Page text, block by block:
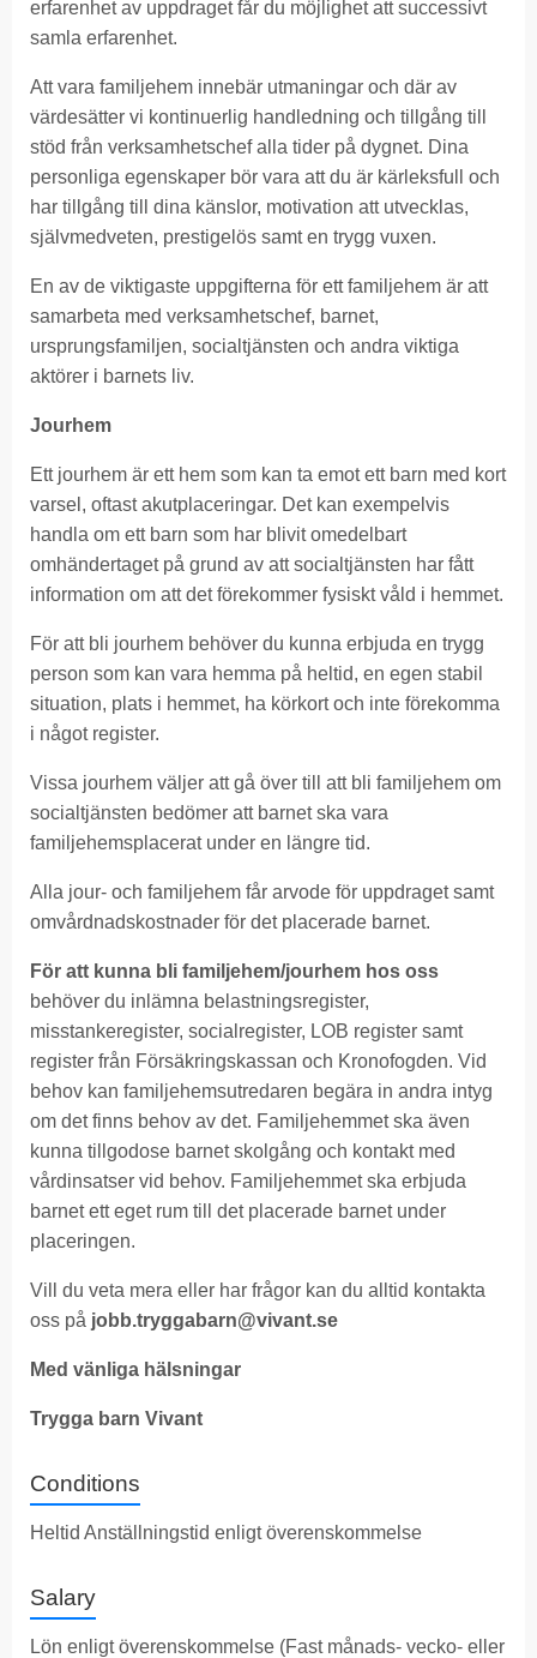
erfarenhet av uppdraget får du möjlighet att successivt
samla erfarenhet.
Att vara familjehem innebär utmaningar och där av
värdesätter vi kontinuerlig handledning och tillgång till
stöd från verksamhetschef alla tider på dygnet. Dina
personliga egenskaper bör vara att du är kärleksfull och
har tillgång till dina känslor, motivation att utvecklas,
självmedveten, prestigelös samt en trygg vuxen.
En av de viktigaste uppgifterna för ett familjehem är att
samarbeta med verksamhetschef, barnet,
ursprungsfamiljen, socialtjänsten och andra viktiga
aktörer i barnets liv.
Jourhem
Ett jourhem är ett hem som kan ta emot ett barn med kort
varsel, oftast akutplaceringar. Det kan exempelvis
handla om ett barn som har blivit omedelbart
omhändertaget på grund av att socialtjänsten har fått
information om att det förekommer fysiskt våld i hemmet.
För att bli jourhem behöver du kunna erbjuda en trygg
person som kan vara hemma på heltid, en egen stabil
situation, plats i hemmet, ha körkort och inte förekomma
i något register.
Vissa jourhem väljer att gå över till att bli familjehem om
socialtjänsten bedömer att barnet ska vara
familjehemsplacerat under en längre tid.
Alla jour- och familjehem får arvode för uppdraget samt
omvårdnadskostnader för det placerade barnet.
För att kunna bli familjehem/jourhem hos oss
behöver du inlämna belastningsregister,
misstankeregister, socialregister, LOB register samt
register från Försäkringskassan och Kronofogden. Vid
behov kan familjehemsutredaren begära in andra intyg
om det finns behov av det. Familjehemmet ska även
kunna tillgodose barnet skolgång och kontakt med
vårdinsatser vid behov. Familjehemmet ska erbjuda
barnet ett eget rum till det placerade barnet under
placeringen.
Vill du veta mera eller har frågor kan du alltid kontakta
oss på jobb.tryggabarn@vivant.se
Med vänliga hälsningar
Trygga barn Vivant
Conditions
Heltid Anställningstid enligt överenskommelse
Salary
Lön enligt överenskommelse (Fast månads- vecko- eller